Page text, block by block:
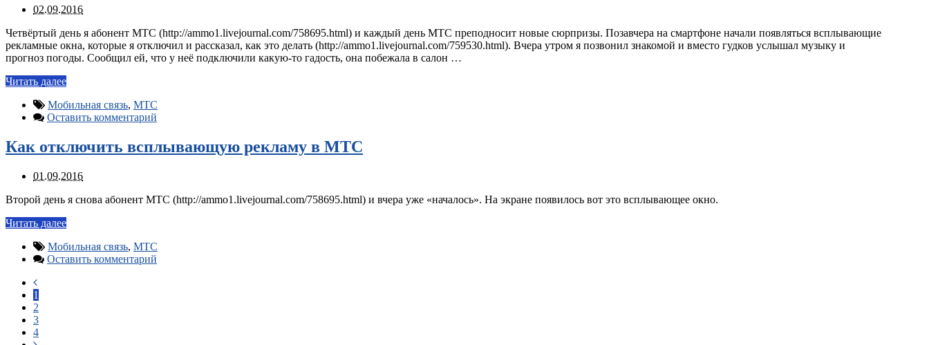
02.09.2016
Четвёртый день я абонент МТС (http://ammo1.livejournal.com/758695.html) и каждый день МТС преподносит новые сюрпризы. Позавчера на смартфоне начали появляться всплывающие
рекламные окна, которые я отключил и рассказал, как это делать (http://ammo1.livejournal.com/759530.html). Вчера утром я позвонил знакомой и вместо гудков услышал музыку и
прогноз погоды. Сообщил ей, что у неё подключили какую-то гадость, она побежала в салон …
Читать далее
Мобильная связь, МТС
Оставить комментарий
Как отключить всплывающую рекламу в МТС
01.09.2016
Второй день я снова абонент МТС (http://ammo1.livejournal.com/758695.html) и вчера уже «началось». На экране появилось вот это всплывающее окно.
Читать далее
Мобильная связь, МТС
Оставить комментарий
1
2
3
4